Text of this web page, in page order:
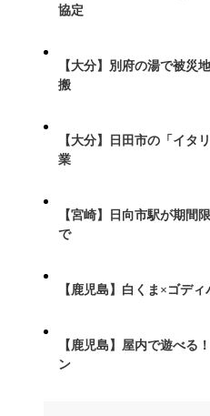
協定
【大分】別府の湯で被
搬
【大分】日田市の「イタ
業
【宮崎】日向市駅が期間
で
【鹿児島】白くま×ゴデ
【鹿児島】屋内で遊べる
ン